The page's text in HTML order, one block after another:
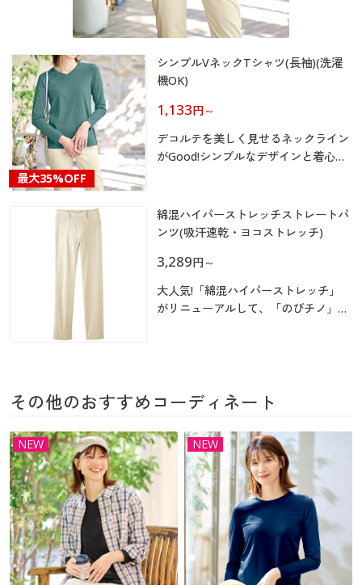
大きいサイズ メンズ
大きいサイズ 事務・制服
カタログ・チラシからのご注文
デジタルカタログ
カタログ無料プレゼント
会員メニュー
マイページ
お気に入り
ご利用ガイド
よくある質問とお問い合わせ
大きいサイズ 事務・制服
カタログ・チラシからのご注文
デジタルカタログ
カタログ無料プレゼント
会員メニュー
マイページ
閲覧履歴
お気に入り
よくある質問とお問い合わせ
シンプルVネックTシャツ(長袖)(洗濯
機OK)
最大35%OFF
1,133円 ～
デコルテを美しく見せるネックライン
がGood!シンプルなデザインと着心地
綿混ハイパーストレッチストレートパ
ンツ(吸汗速乾・ヨコストレッチ)
3,289円 ～
大人気!「綿混ハイパーストレッチ」
がリニューアルして、「のびチノ」ぐ
その他のおすすめコーディネート
NEW NEW